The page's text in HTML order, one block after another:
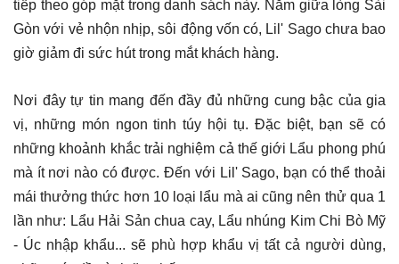
tiếp theo góp mặt trong danh sách này. Nằm giữa lòng Sài
Gòn với vẻ nhộn nhịp, sôi động vốn có, Lil' Sago chưa bao
giờ giảm đi sức hút trong mắt khách hàng.
Nơi đây tự tin mang đến đầy đủ những cung bậc của gia
vị, những món ngon tinh túy hội tụ. Đặc biệt, bạn sẽ có
những khoảnh khắc trải nghiệm cả thế giới Lẩu phong phú
mà ít nơi nào có được. Đến với Lil' Sago, bạn có thể thoải
mái thưởng thức hơn 10 loại lẩu mà ai cũng nên thử qua 1
lần như: Lẩu Hải Sản chua cay, Lẩu nhúng Kim Chi Bò Mỹ
- Úc nhập khẩu... sẽ phù hợp khẩu vị tất cả người dùng,